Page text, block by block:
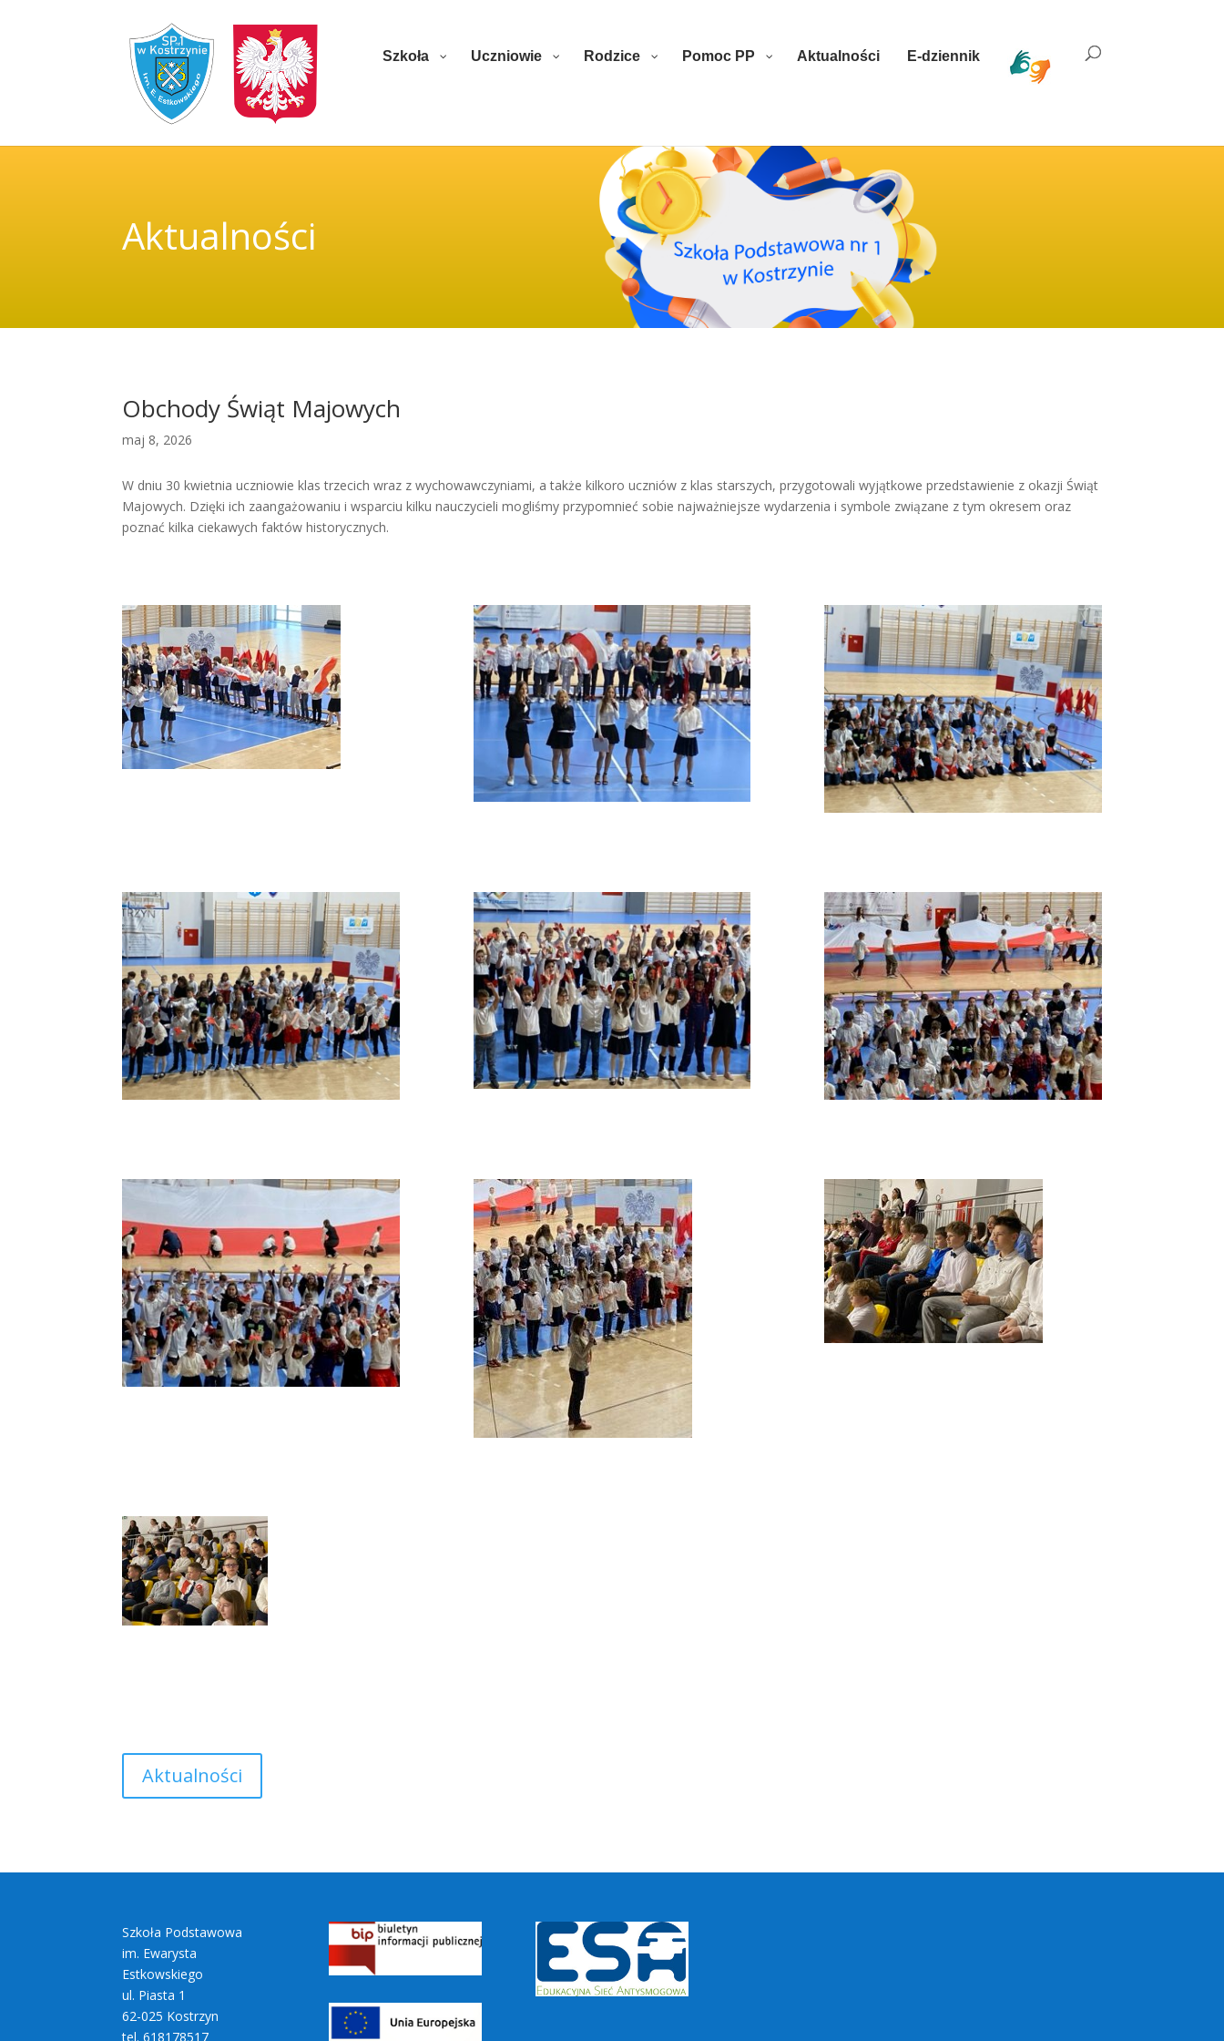
Szkoła Uczniowie Rodzice Pomoc PP Aktualności E-dziennik
Aktualności
Obchody Świąt Majowych
maj 8, 2026
W dniu 30 kwietnia uczniowie klas trzecich wraz z wychowawczyniami, a także kilkoro uczniów z klas starszych, przygotowali wyjątkowe przedstawienie z okazji Świąt
Majowych. Dzięki ich zaangażowaniu i wsparciu kilku nauczycieli mogliśmy przypomnieć sobie najważniejsze wydarzenia i symbole związane z tym okresem oraz
poznać kilka ciekawych faktów historycznych.
Aktualności
Szkoła Podstawowa
im. Ewarysta
Estkowskiego
ul. Piasta 1
62-025 Kostrzyn
tel. 618178517